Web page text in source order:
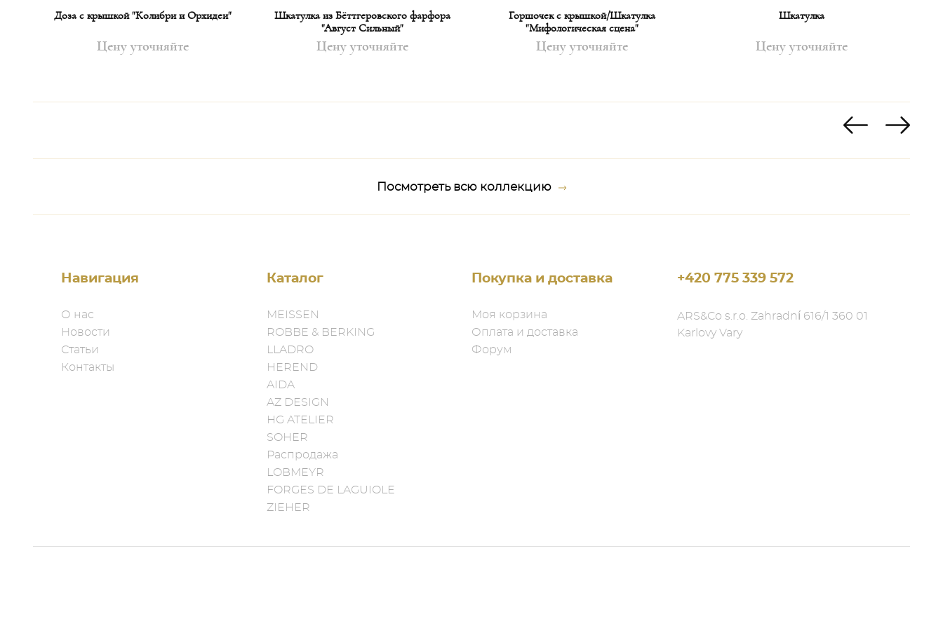
Доза с крышкой "Колибри и Орхидеи"
Цену уточняйте
Шкатулка из Бёттгеровского фарфора
"Август Сильный"
Цену уточняйте
Горшочек с крышкой/Шкатулка
"Мифологическая сцена"
Цену уточняйте
Шкатулка
Цену уточняйте
Посмотреть всю коллекцию
Навигация
О нас
Новости
Статьи
Контакты
Каталог
MEISSEN
ROBBE & BERKING
LLADRO
HEREND
AIDA
AZ DESIGN
HG ATELIER
SOHER
Распродажа
LOBMEYR
FORGES DE LAGUIOLE
ZIEHER
Покупка и доставка
Моя корзина
Оплата и доставка
Форум
+420 775 339 572
ARS&Co s.r.o. Zahradní 616/1 360 01
Karlovy Vary